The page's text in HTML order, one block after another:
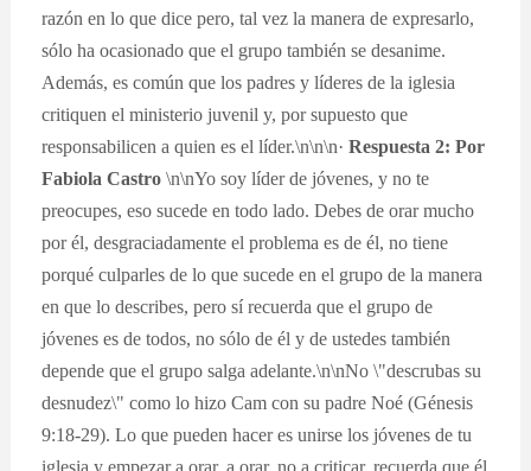
razón en lo que dice pero, tal vez la manera de expresarlo,
sólo ha ocasionado que el grupo también se desanime.
Además, es común que los padres y líderes de la iglesia
critiquen el ministerio juvenil y, por supuesto que
responsabilicen a quien es el líder.\n\n\n·Respuesta 2: Por
Fabiola Castro\n\nYo soy líder de jóvenes, y no te
preocupes, eso sucede en todo lado. Debes de orar mucho
por él, desgraciadamente el problema es de él, no tiene
porqué culparles de lo que sucede en el grupo de la manera
en que lo describes, pero sí recuerda que el grupo de
jóvenes es de todos, no sólo de él y de ustedes también
depende que el grupo salga adelante.\n\nNo \"descrubas su
desnudez\" como lo hizo Cam con su padre Noé (Génesis
9:18-29). Lo que pueden hacer es unirse los jóvenes de tu